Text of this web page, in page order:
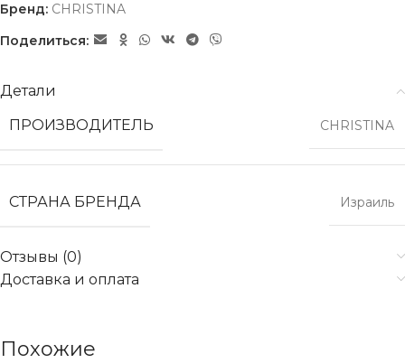
Бренд: CHRISTINA
Поделиться:
Детали
ПРОИЗВОДИТЕЛЬ
CHRISTINA
СТРАНА БРЕНДА Израиль
Отзывы (0)
Доставка и оплата
Похожие